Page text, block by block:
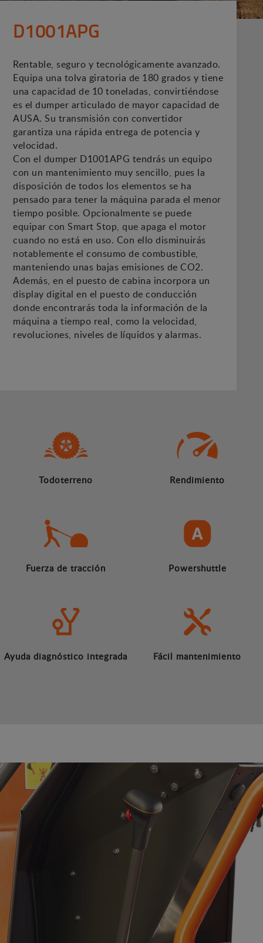
D1001APG
Rentable, seguro y tecnológicamente avanzado.
Equipa una tolva giratoria de 180 grados y tiene
una capacidad de 10 toneladas, convirtiéndose
es el dumper articulado de mayor capacidad de
AUSA. Su transmisión con convertidor
garantiza una rápida entrega de potencia y
velocidad.
Con el dumper D1001APG tendrás un equipo
con un mantenimiento muy sencillo, pues la
disposición de todos los elementos se ha
pensado para tener la máquina parada el menor
tiempo posible. Opcionalmente se puede
equipar con Smart Stop, que apaga el motor
cuando no está en uso. Con ello disminuirás
notablemente el consumo de combustible,
manteniendo unas bajas emisiones de CO2.
Además, en el puesto de cabina incorpora un
display digital en el puesto de conducción
donde encontrarás toda la información de la
máquina a tiempo real, como la velocidad,
revoluciones, niveles de líquidos y alarmas.
Todoterreno Rendimiento
Fuerza de tracción Powershuttle
Ayuda diagnóstico integrada Fácil mantenimiento